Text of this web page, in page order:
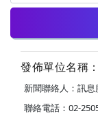
發佈單位名稱
新聞聯絡人：訊息
聯絡電話：02-